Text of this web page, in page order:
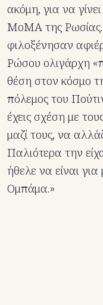
ακόμη, για να
ΜoΜΑ της
φιλοξένησαν
Ρώσου ολιγάρχη
θέση στον κόσμο
πόλεμος του
έχεις σχέση με
μαζί τους, να
Παλιότερα την
ήθελε να είναι για
Ομπάμα.»